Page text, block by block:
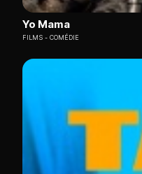
Yo Mama
FILMS COMÉDIE